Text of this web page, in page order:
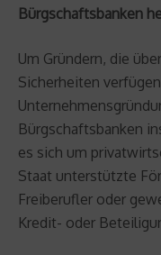
Bürgschaftsbanken
Um Gründern, die
Sicherheiten
Bürgschaftsbanken
es sich um
Staat unterstützte
Freiberufler oder
Kredit- oder